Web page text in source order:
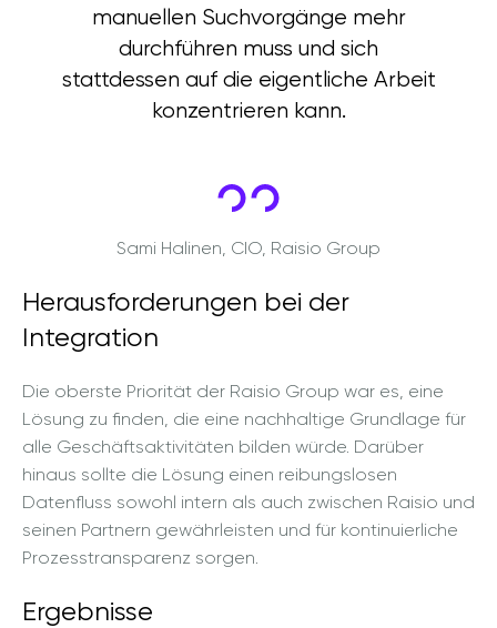
manuellen Suchvorgänge mehr
durchführen muss und sich
stattdessen auf die eigentliche Arbeit
konzentrieren kann.
Sami Halinen, CIO, Raisio Group
Herausforderungen bei der
Integration
Die oberste Priorität der Raisio Group war es, eine
Lösung zu finden, die eine nachhaltige Grundlage für
alle Geschäftsaktivitäten bilden würde. Darüber
hinaus sollte die Lösung einen reibungslosen
Datenfluss sowohl intern als auch zwischen Raisio und
seinen Partnern gewährleisten und für kontinuierliche
Prozesstransparenz sorgen.
Ergebnisse